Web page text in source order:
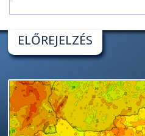
ELŐREJELZÉS